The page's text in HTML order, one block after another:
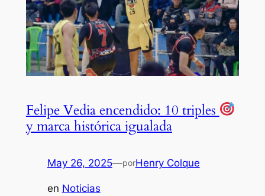
Felipe Vedia encendido: 10 triples
y marca histórica igualada
May 26, 2025—porHenry Colque
en Noticias